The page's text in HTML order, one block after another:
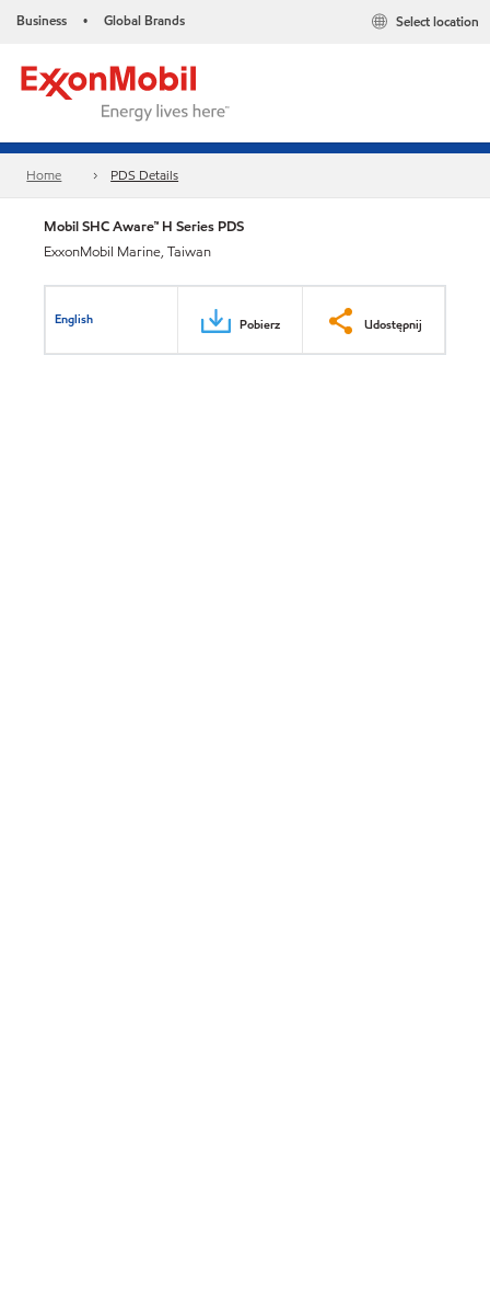
Business • Global Brands Select location
Home PDS Details
Mobil SHC Aware™ H Series PDS
ExxonMobil Marine, Taiwan
English Pobierz Udostępnij